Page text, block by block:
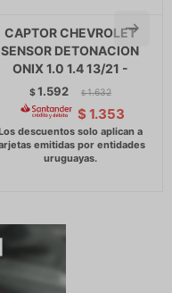
CAPTOR CHEVROLET
SENSOR DETONACION
ONIX 1.0 1.4 13/21 -
$1.592 $ 1.632
$ 1.353